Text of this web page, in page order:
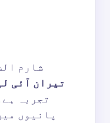
شارم
تیران آئی
تجربہ
پانیوں